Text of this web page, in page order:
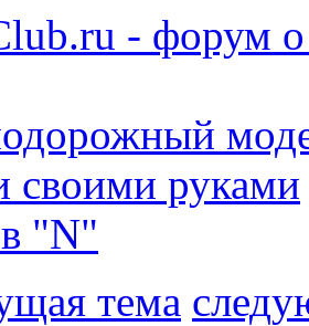
- форум
своими руками
"N"
тема